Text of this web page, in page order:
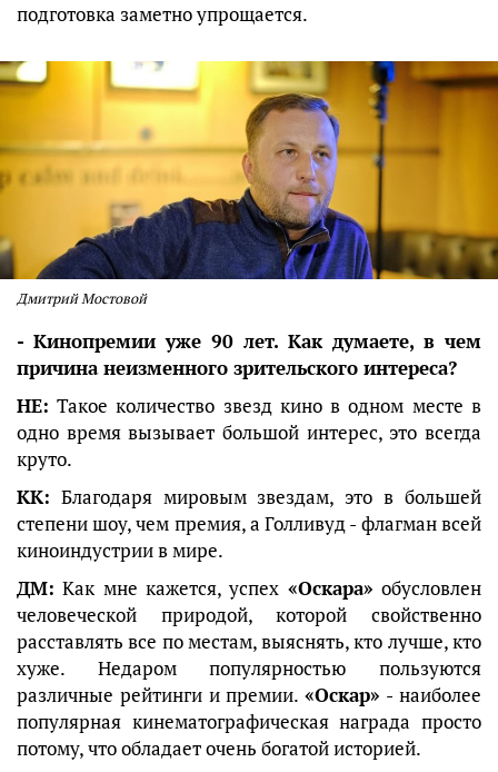
подготовка заметно упрощается.
Дмитрий Мостовой
- Кинопремии уже 90 лет. Как думаете, в чем
причина неизменного зрительского интереса?
НЕ: Такое количество звезд кино в одном месте в
одно время вызывает большой интерес, это всегда
круто.
КК: Благодаря мировым звездам, это в большей
степени шоу, чем премия, а Голливуд - флагман всей
киноиндустрии в мире.
ДМ: Как мне кажется, успех «Оскара» обусловлен
человеческой природой, которой свойственно
расставлять все по местам, выяснять, кто лучше, кто
хуже. Недаром популярностью пользуются
различные рейтинги и премии.«Оскар» - наиболее
популярная кинематографическая награда просто
потому, что обладает очень богатой историей.